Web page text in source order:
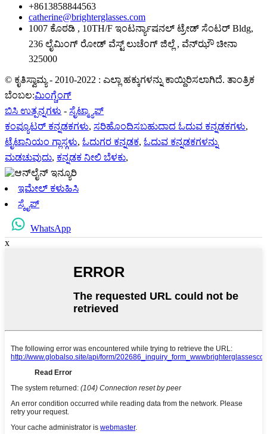
+8613858844563
catherine@brighterglasses.com
1007 ಕೊಠಡಿ , 10TH/F ಇಂಟರ್ನ್ಯಾಷನಲ್ ಟ್ರೇಡ್ ಸೆಂಟರ್ Bldg,
236 ಲೈಮಿಂಗ್ ರೋಡ್ ವೆಸ್ಟ್ ಲುಚೆಂಗ್ ಜಿಲ್ಲೆ , ವೆನ್‌ಝೌ ಚೀನಾ
325000
© ಕೃತಿಸ್ವಾಮ್ಯ - 2010-2022 : ಎಲ್ಲಾ ಹಕ್ಕುಗಳನ್ನು ಕಾಯ್ದಿರಿಸಲಾಗಿದೆ. ತಾಂತ್ರಿಕ
ಬೆಂಬಲ:ಮಿಂಗ್ಚೆಂಗ್
ಬಿಸಿ ಉತ್ಪನ್ನಗಳು - ಸೈಟ್ಮ್ಯಾಪ್
ಕಂಪ್ಯೂಟರ್ ಕನ್ನಡಕಗಳು, ಸರಿಹೊಂದಿಸಬಹುದಾದ ಓದುವ ಕನ್ನಡಕಗಳು,
ಟೈಟಾನಿಯಂ ಗ್ಲಾಸ್ಗಳು, ಓದುಗರ ಕನ್ನಡಕ, ಓದುವ ಕನ್ನಡಕಗಳನ್ನು
ಮಡಚುವುದು, ಕನ್ನಡಕ ನೀಲಿ ಬೆಳಕು,
ಇಮೇಲ್ ಕಳುಹಿಸಿ
ಸ್ಕೈಪ್
WhatsApp
x